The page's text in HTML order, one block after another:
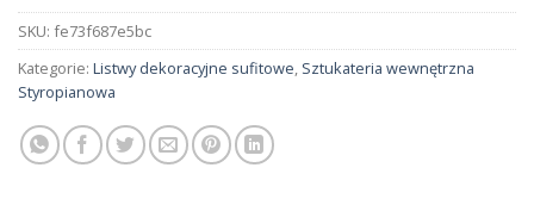
SKU: fe73f687e5bc
Kategorie: Listwy dekoracyjne sufitowe, Sztukateria wewnętrzna
Styropianowa